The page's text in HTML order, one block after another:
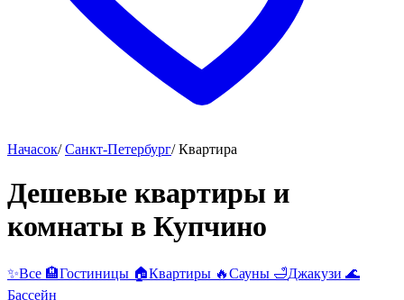
Начасок/ Санкт-Петербург/ Квартира
Дешевые квартиры и
комнаты в Купчино
✨Все 🏨Гостиницы 🏠Квартиры 🔥Сауны 🛁Джакузи 🌊
Бассейн